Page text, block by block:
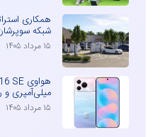
شبکه
۱۵ مرداد ۱۴۰۵
میلی‌آمپری و
۱۵ مرداد ۱۴۰۵